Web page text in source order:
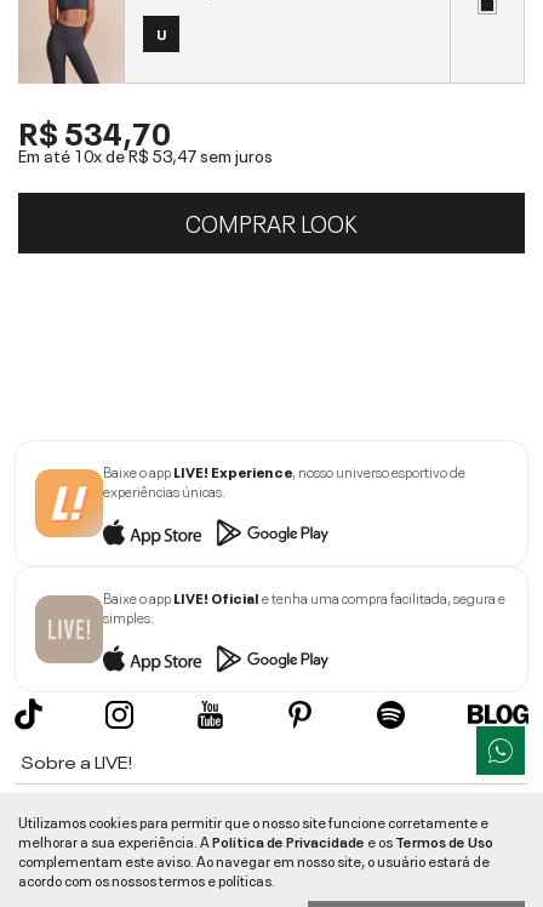
U
R$ 534,70
Em até 10x deR$ 53,47sem juros
COMPRAR LOOK
Baixe o appLIVE! Experience, nosso universo esportivo de
experiências únicas.
Baixe o appLIVE! Oficiale tenha uma compra facilitada, segura e
simples.
Sobre a LIVE!
Informações
Utilizamos cookies para permitir que o nosso site funcione corretamente e
melhorar a sua experiência. APolitica de Privacidade e osTermos de Uso
complementam este aviso. Ao navegar em nosso site, o usuário estará de
acordo com os nossos termos e políticas.